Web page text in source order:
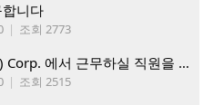
니다
| 조회 2773
EGP(East Green Purchasing) Corp. 에서 근무하실 직원을 아래와 같이 모집합니다.
| 조회 2515